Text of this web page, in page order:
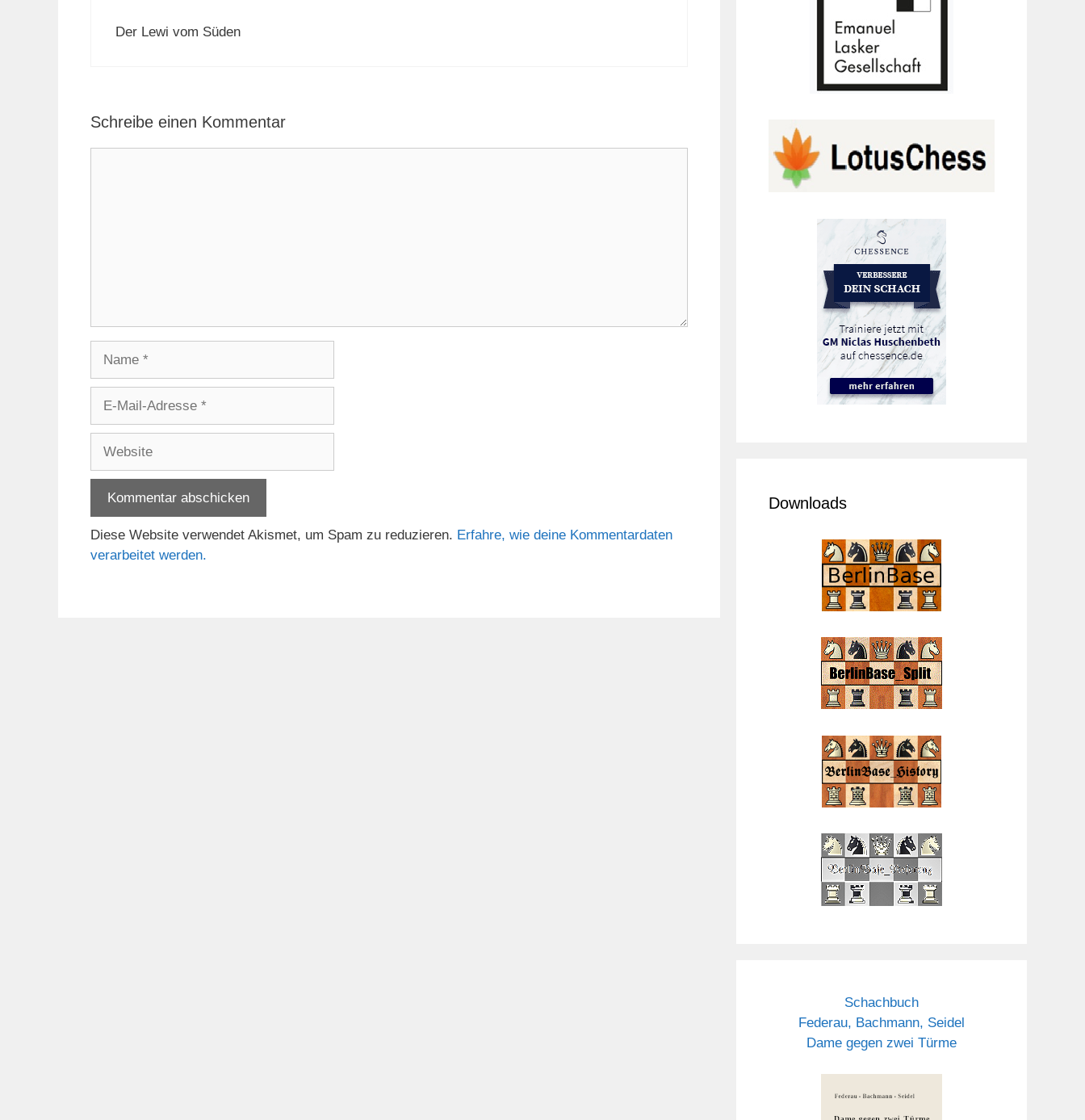
Der Lewi vom Süden
Schreibe einen Kommentar
Adresse
Diese Website verwendet Akismet, um Spam zu reduzieren. Erfahre, wie deine Kommentardaten
verarbeitet werden.
Downloads
Schachbuch
Federau, Bachmann, Seidel
Dame gegen zwei Türme